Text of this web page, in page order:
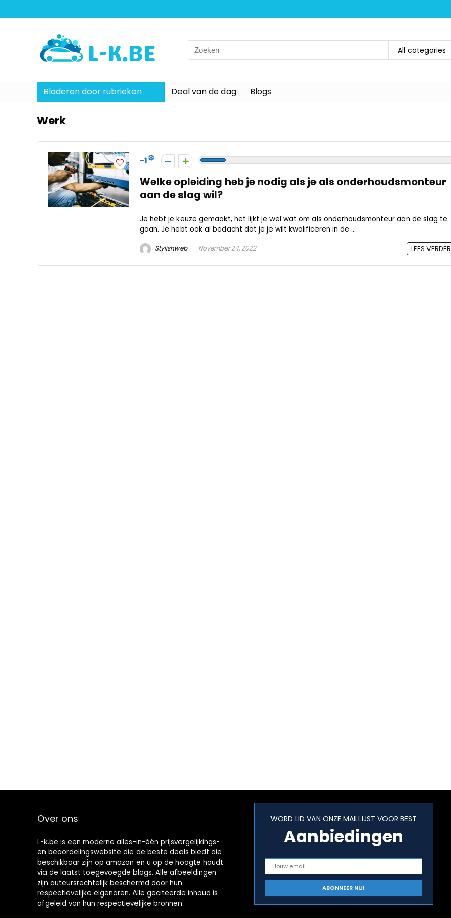
Search
for:
All categories
Bladeren door rubrieken Deal van de dag Blogs
Werk
-1
Welke opleiding heb je nodig als je als onderhoudsmonteur
aan de slag wil?
Je hebt je keuze gemaakt, het lijkt je wel wat om als onderhoudsmonteur aan de slag te
gaan. Je hebt ook al bedacht dat je je wilt kwalificeren in de ...
Stylishweb November 24, 2022 LEES VERDER
Over ons
L-k.be is een moderne alles-in-één prijsvergelijkings-
en beoordelingswebsite die de beste deals biedt die
beschikbaar zijn op amazon en u op de hoogte houdt
via de laatst toegevoegde blogs. Alle afbeeldingen
zijn auteursrechtelijk beschermd door hun
respectievelijke eigenaren. Alle geciteerde inhoud is
afgeleid van hun respectievelijke bronnen.
WORD LID VAN ONZE MAILLIJST VOOR BEST
Aanbiedingen